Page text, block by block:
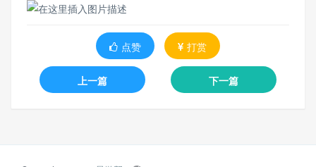
点赞 打赏
上一篇 下一篇